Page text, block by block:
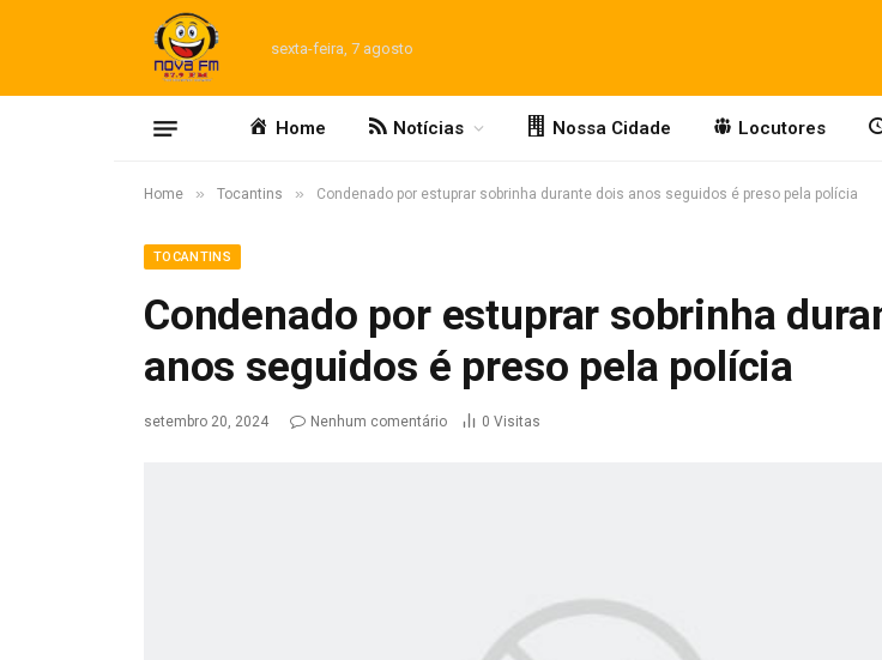
sexta-feira, 7 agosto
Home Notícias Nossa Cidade Locutores
Home » Tocantins » Condenado por estuprar sobrinha durante dois anos seguidos é preso pela polícia
TOCANTINS
Condenado por estuprar sobrinha
anos seguidos é preso pela polícia
setembro 20, 2024 Nenhum comentário 0 Visitas